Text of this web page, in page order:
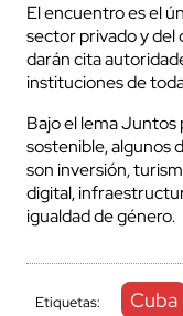
El encuentro es el
sector privado y del
darán cita
instituciones de
Bajo el lema Juntos
sostenible, algunos
son inversión,
digital,
igualdad de género.
Etiquetas: Cuba